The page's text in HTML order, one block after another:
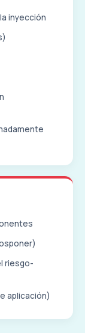
inyección
riesgo-
aplicación)